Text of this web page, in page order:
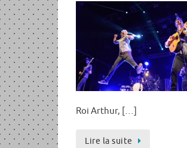
Roi Arthur, […]
Lire la suite